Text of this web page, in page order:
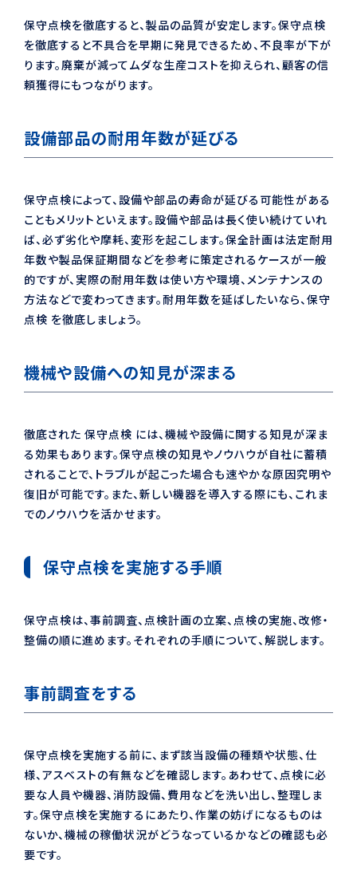
保守点検を徹底すると、製品の品質が安定します。保守点検
を徹底すると不具合を早期に発見できるため、不良率が下が
ります。廃棄が減ってムダな生産コストを抑えられ、顧客の信
頼獲得にもつながります。
設備部品の耐用年数が延びる
保守点検によって、設備や部品の寿命が延びる可能性がある
こともメリットといえます。設備や部品は長く使い続けていれ
ば、必ず劣化や摩耗、変形を起こします。保全計画は法定耐用
年数や製品保証期間などを参考に策定されるケースが一般
的ですが、実際の耐用年数は使い方や環境、メンテナンスの
方法などで変わってきます。耐用年数を延ばしたいなら、保守
点検 を徹底しましょう。
機械や設備への知見が深まる
徹底された 保守点検 には、機械や設備に関する知見が深ま
る効果もあります。保守点検の知見やノウハウが自社に蓄積
されることで、トラブルが起こった場合も速やかな原因究明や
復旧が可能です。また、新しい機器を導入する際にも、これま
でのノウハウを活かせます。
保守点検を実施する手順
保守点検は、事前調査、点検計画の立案、点検の実施、改修・
整備の順に進めます。それぞれの手順について、解説します。
事前調査をする
保守点検を実施する前に、まず該当設備の種類や状態、仕
様、アスベストの有無などを確認します。あわせて、点検に必
要な人員や機器、消防設備、費用などを洗い出し、整理しま
す。保守点検を実施するにあたり、作業の妨げになるものは
ないか、機械の稼働状況がどうなっているかなどの確認も必
要です。